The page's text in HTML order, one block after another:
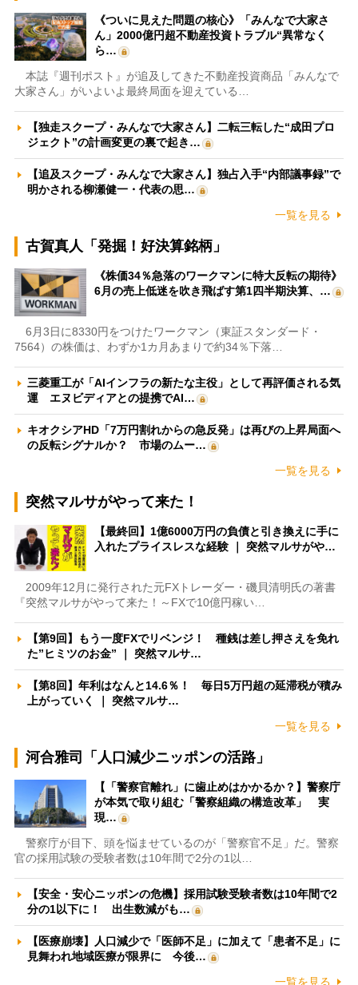
《ついに見えた問題の核心》「みんなで大家さ
ん」2000億円超不動産投資トラブル“異常なく
ら…
本誌『週刊ポスト』が追及してきた不動産投資商品「みんなで
大家さん」がいよいよ最終局面を迎えている…
【独走スクープ・みんなで大家さん】二転三転した“成田プロ
ジェクト”の計画変更の裏で起き…
【追及スクープ・みんなで大家さん】独占入手“内部議事録”で
明かされる柳瀬健一・代表の思…
一覧を見る
古賀真人「発掘！好決算銘柄」
《株価34％急落のワークマンに特大反転の期待》
6月の売上低迷を吹き飛ばす第1四半期決算、…
6月3日に8330円をつけたワークマン（東証スタンダード・
7564）の株価は、わずか1カ月あまりで約34％下落…
三菱重工が「AIインフラの新たな主役」として再評価される気
運 エヌビディアとの提携でAI…
キオクシアHD「7万円割れからの急反発」は再びの上昇局面へ
の反転シグナルか？ 市場のムー…
一覧を見る
突然マルサがやって来た！
【最終回】1億6000万円の負債と引き換えに手に
入れたプライスレスな経験 ｜ 突然マルサがや…
2009年12月に発行された元FXトレーダー・磯貝清明氏の著書
『突然マルサがやって来た！～FXで10億円稼い…
【第9回】もう一度FXでリベンジ！ 種銭は差し押さえを免れ
た”ヒミツのお金” ｜ 突然マルサ…
【第8回】年利はなんと14.6％！ 毎日5万円超の延滞税が積み
上がっていく ｜ 突然マルサ…
一覧を見る
河合雅司「人口減少ニッポンの活路」
【「警察官離れ」に歯止めはかかるか？】警察庁
が本気で取り組む「警察組織の構造改革」 実
現…
警察庁が目下、頭を悩ませているのが「警察官不足」だ。警察
官の採用試験の受験者数は10年間で2分の1以…
【安全・安心ニッポンの危機】採用試験受験者数は10年間で2
分の1以下に！ 出生数減がも…
【医療崩壊】人口減少で「医師不足」に加えて「患者不足」に
見舞われ地域医療が限界に 今後…
一覧を見る